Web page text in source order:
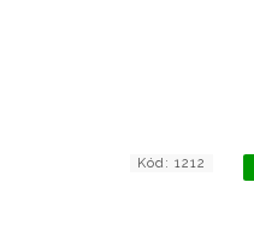
Kód: 1212